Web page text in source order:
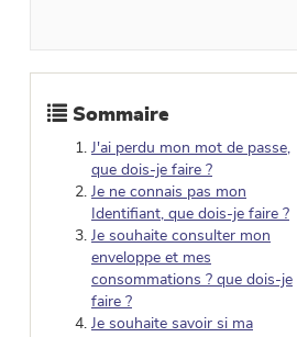
Sommaire
J'ai perdu mon mot de passe,
que dois-je faire ?
Je ne connais pas mon
Identifiant, que dois-je faire ?
Je souhaite consulter mon
enveloppe et mes
consommations ? que dois-je
faire ?
Je souhaite savoir si ma